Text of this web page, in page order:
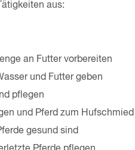
aus:
an Futter vorbereiten
und Futter geben
pflegen
und Pferd zum
gesund sind